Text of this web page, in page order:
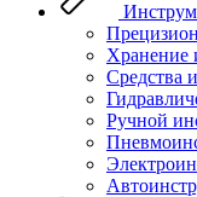
Хранение
Средства
Ручной